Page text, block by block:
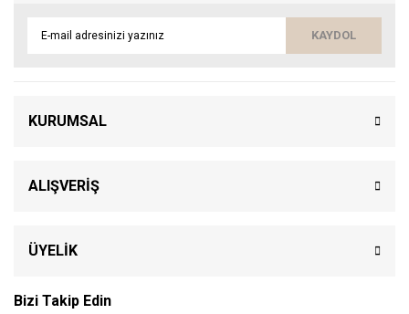
KAYDOL
KURUMSAL
ALIŞVERİŞ
ÜYELİK
Bizi Takip Edin